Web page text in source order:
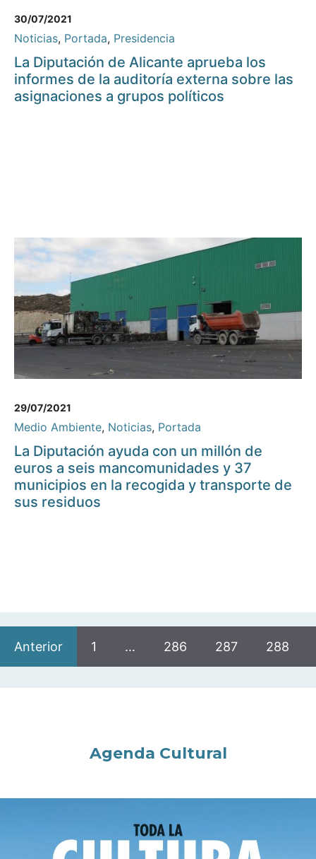
30/07/2021
Noticias, Portada, Presidencia
La Diputación de Alicante aprueba los
informes de la auditoría externa sobre las
asignaciones a grupos políticos
29/07/2021
Medio Ambiente, Noticias, Portada
La Diputación ayuda con un millón de
euros a seis mancomunidades y 37
municipios en la recogida y transporte de
sus residuos
Anterior 1 … 286 287 288
Agenda Cultural